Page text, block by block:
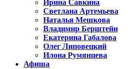
Ирина Савкина
Светлана Артемьева
Наталья Мешкова
Владимир Берштейн
Екатерина Габалова
Олег Липовецкий
Илона Румянцева
Афиша